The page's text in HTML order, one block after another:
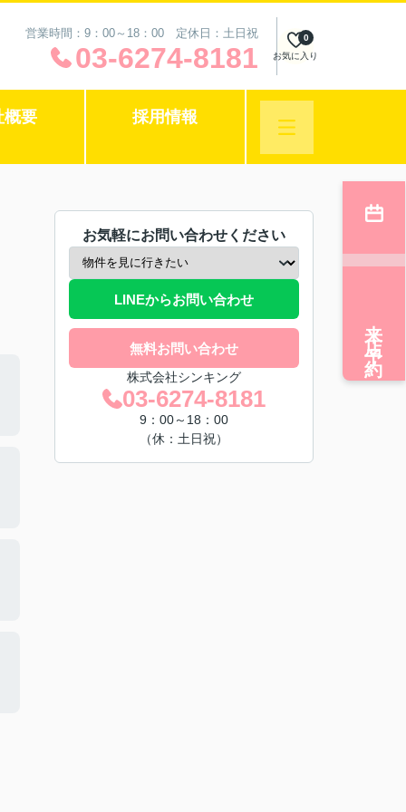
営業時間：9：00～18：00 定休日：土日祝
03-6274-8181 お気に入り
0
概要 採用情報
お気軽にお問い合わせください
LINEからお問い合わせ
無料お問い合わせ
株式会社シンキング
03-6274-8181
9：00～18：00
（休：土日祝）
来店予約